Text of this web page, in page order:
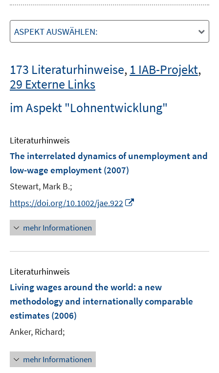
ASPEKT AUSWÄHLEN:
173 Literaturhinweise, 1 IAB-Projekt,
29 Externe Links
im Aspekt "Lohnentwicklung"
Literaturhinweis
The interrelated dynamics of unemployment and
low-wage employment (2007)
Stewart, Mark B.;
https://doi.org/10.1002/jae.922
u
F
e
n
mehr Informationen
Literaturhinweis
Living wages around the world: a new
methodology and internationally comparable
estimates (2006)
Anker, Richard;
mehr Informationen